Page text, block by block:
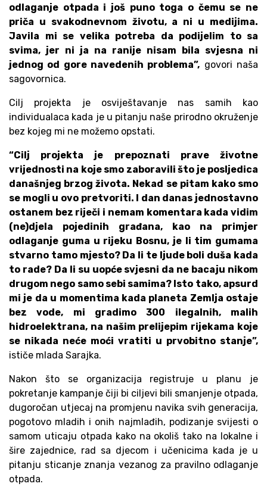
odlaganje otpada i još puno toga o čemu se ne
priča u svakodnevnom životu, a ni u medijima.
Javila mi se velika potreba da podijelim to sa
svima, jer ni ja na ranije nisam bila svjesna ni
jednog od gore navedenih problema”, govori naša
sagovornica.
Cilj projekta je osviještavanje nas samih kao
individualaca kada je u pitanju naše prirodno okruženje
bez kojeg mi ne možemo opstati.
“Cilj projekta je prepoznati prave životne
vrijednosti na koje smo zaboravili što je posljedica
današnjeg brzog života. Nekad se pitam kako smo
se mogli u ovo pretvoriti. I dan danas jednostavno
ostanem bez riječi i nemam komentara kada vidim
(ne)djela pojedinih građana, kao na primjer
odlaganje guma u rijeku Bosnu, je li tim gumama
stvarno tamo mjesto? Da li te ljude boli duša kada
to rade? Da li su uopće svjesni da ne bacaju nikom
drugom nego samo sebi samima? Isto tako, apsurd
mi je da u momentima kada planeta Zemlja ostaje
bez vode, mi gradimo 300 ilegalnih, malih
hidroelektrana, na našim prelijepim rijekama koje
se nikada neće moći vratiti u prvobitno stanje”,
ističe mlada Sarajka.
Nakon što se organizacija registruje u planu je
pokretanje kampanje čiji bi ciljevi bili smanjenje otpada,
dugoročan utjecaj na promjenu navika svih generacija,
pogotovo mladih i onih najmlađih, podizanje svijesti o
samom uticaju otpada kako na okoliš tako na lokalne i
šire zajednice, rad sa djecom i učenicima kada je u
pitanju sticanje znanja vezanog za pravilno odlaganje
otpada.